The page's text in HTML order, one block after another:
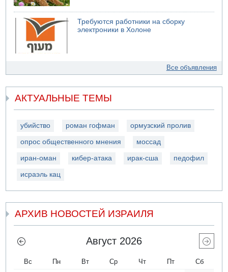
Требуются работники на сборку
электроники в Холоне
Все объявления
АКТУАЛЬНЫЕ ТЕМЫ
убийство роман гофман ормузский пролив
опрос общественного мнения моссад
иран-оман кибер-атака ирак-сша педофил
исраэль кац
АРХИВ НОВОСТЕЙ ИЗРАИЛЯ
Август 2026
Вс Пн Вт Ср Чт Пт Сб